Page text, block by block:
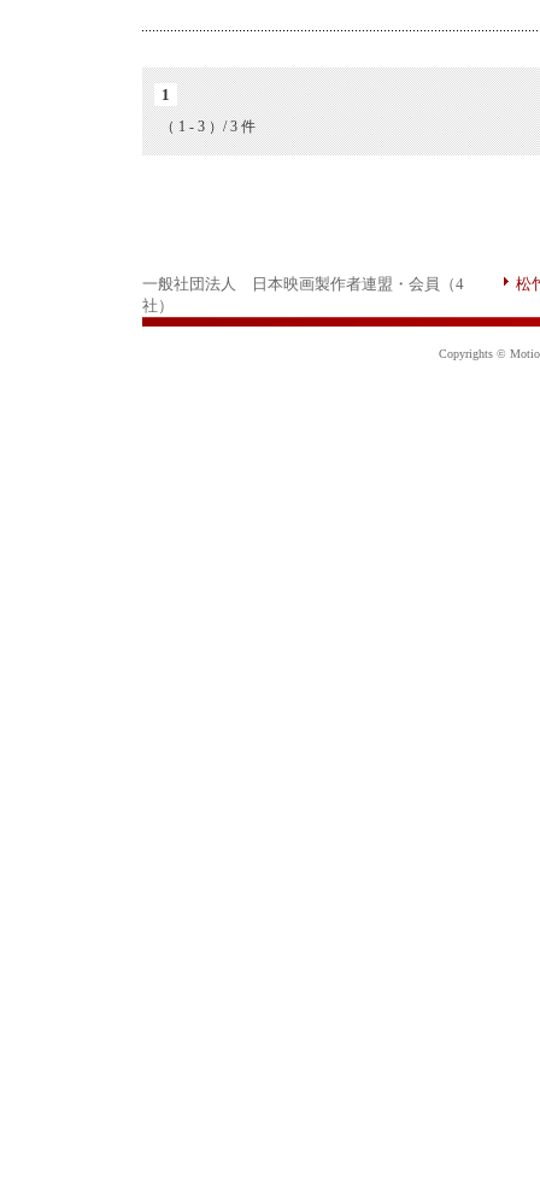
1
（ 1 - 3 ）/ 3 件
一般社団法人 日本映画製作者連盟・会員（4
社）
松
Copyrights ©